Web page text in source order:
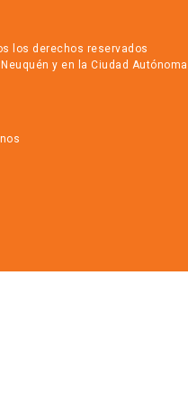
los derechos reservados
y en la Ciudad Autónoma